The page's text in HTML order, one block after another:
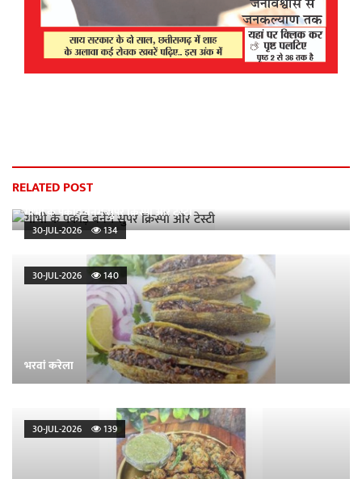
RELATED POST
30-JUL-2026 134
गोभी के पकौड़े बनेंगे सुपर क्रिस्पी और टेस्टी
30-JUL-2026 140
भरवां करेला
30-JUL-2026 139